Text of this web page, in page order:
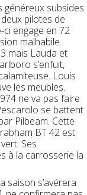
généreux subsides
pilotes de
ci engage en 72
malhabile.
mais Lauda et
s’enfuit,
Louis
les meubles.
ne va pas faire
se battent
Pilbeam. Cette
BT 42 est
Ses
à la carrosserie la
saison s’avérera